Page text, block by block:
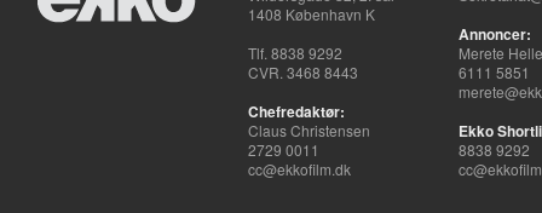
1408 København K
Tlf. 8838 9292
CVR. 3468 8443
Chefredaktør:
Claus Christensen
2729 0011
cc@ekkofilm.dk
Annoncer:
Merete
6111 5851
Ekko
8838 9292